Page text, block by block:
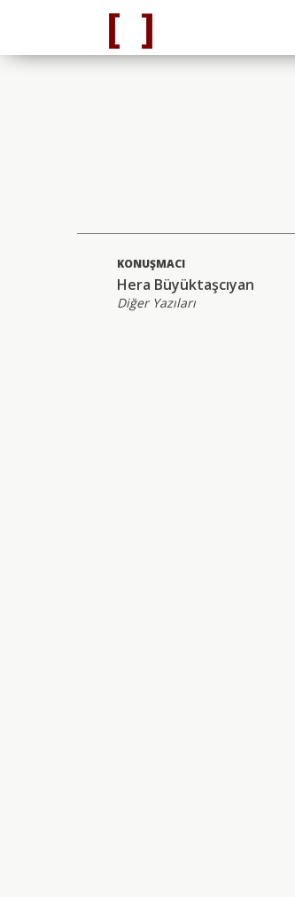
KONUŞMACI
Hera Büyüktaşcıyan
Diğer Yazıları